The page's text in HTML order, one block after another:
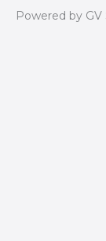
Powered by GV